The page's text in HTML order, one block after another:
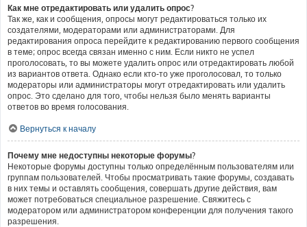
Как мне отредактировать или удалить опрос?
Так же, как и сообщения, опросы могут редактироваться только их
создателями, модераторами или администраторами. Для
редактирования опроса перейдите к редактированию первого сообщения
в теме; опрос всегда связан именно с ним. Если никто не успел
проголосовать, то вы можете удалить опрос или отредактировать любой
из вариантов ответа. Однако если кто-то уже проголосовал, то только
модераторы или администраторы могут отредактировать или удалить
опрос. Это сделано для того, чтобы нельзя было менять варианты
ответов во время голосования.
Вернуться к началу
Почему мне недоступны некоторые форумы?
Некоторые форумы доступны только определённым пользователям или
группам пользователей. Чтобы просматривать такие форумы, создавать
в них темы и оставлять сообщения, совершать другие действия, вам
может потребоваться специальное разрешение. Свяжитесь с
модератором или администратором конференции для получения такого
разрешения.